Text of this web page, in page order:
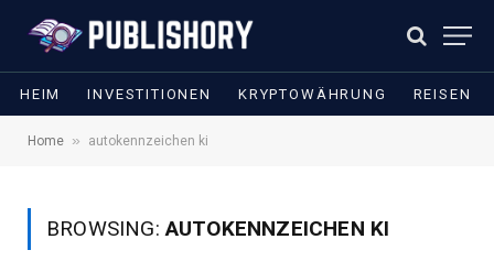
HEIM INVESTITIONEN KRYPTOWÄHRUNG REISEN
Home » autokennzeichen ki​
BROWSING:AUTOKENNZEICHEN KI​